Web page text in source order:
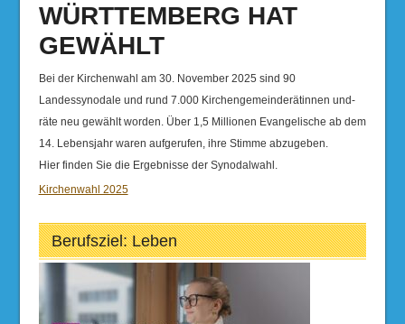
WÜRTTEMBERG HAT
GEWÄHLT
Bei der Kirchenwahl am 30. November 2025 sind 90
Landessynodale und rund 7.000 Kirchengemeinderätinnen und-
räte neu gewählt worden. Über 1,5 Millionen Evangelische ab dem
14. Lebensjahr waren aufgerufen, ihre Stimme abzugeben.
Hier finden Sie die Ergebnisse der Synodalwahl.
Kirchenwahl 2025
Berufsziel: Leben